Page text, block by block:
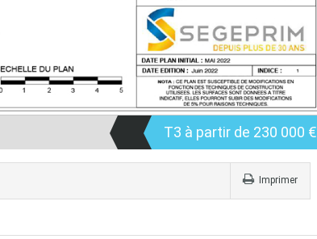
T3 à partir de 230 000 €
Imprimer